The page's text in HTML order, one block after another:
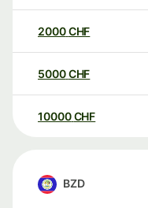
2000CHF
5000CHF
10000 CHF
BZD